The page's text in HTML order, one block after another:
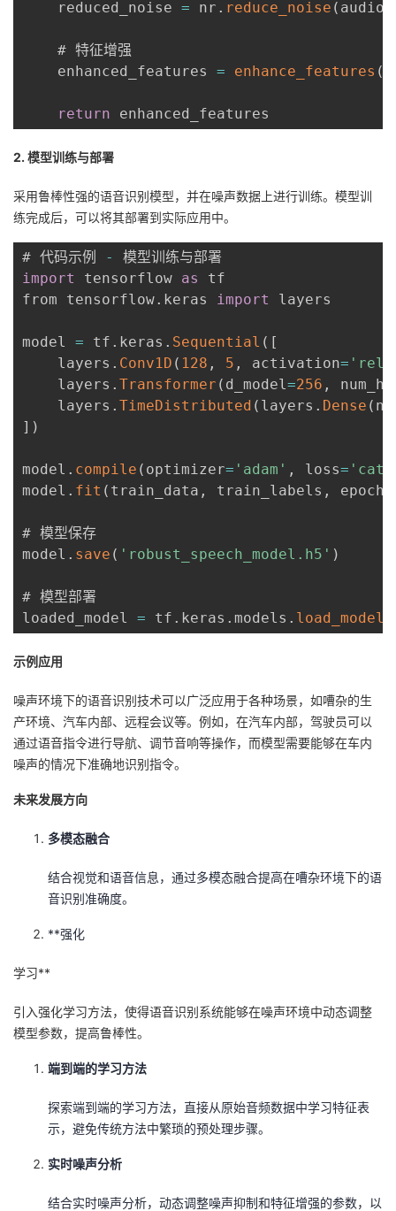
    reduced_noise
= nr . reduce_noise (
    # 特征增强
    enhanced_features
= enhance_features (
return enhanced_features
2. 模型训练与部署
采用鲁棒性强的语音识别模型，并在噪声数据上进行训练。模型训
练完成后，可以将其部署到实际应用中。
# 代码示例 -
import
tensorflow as
tf
from tensorflow. keras import
layers
model = tf . keras . Sequential ( [
    layers
. Conv1D ( 128 , 5 , activation=
    layers
. Transformer ( d_model=256 ,
    layers
. TimeDistributed ( layers . Dense (
] )
model . compile ( optimizer= 'adam' , loss=
model . fit ( train_data , train_labels , epochs
# 模型保存
model . save ( 'robust_speech_model.h5' )
# 模型部署
loaded_model = tf . keras . models . load_model
示例应用
噪声环境下的语音识别技术可以广泛应用于各种场景，如嘈杂的生
产环境、汽车内部、远程会议等。例如，在汽车内部，驾驶员可以
通过语音指令进行导航、调节音响等操作，而模型需要能够在车内
噪声的情况下准确地识别指令。
未来发展方向
多模态融合
结合视觉和语音信息，通过多模态融合提高在嘈杂环境下的语
音识别准确度。
**强化
学习**
引入强化学习方法，使得语音识别系统能够在噪声环境中动态调整
模型参数，提高鲁棒性。
端到端的学习方法
探索端到端的学习方法，直接从原始音频数据中学习特征表
示，避免传统方法中繁琐的预处理步骤。
实时噪声分析
结合实时噪声分析，动态调整噪声抑制和特征增强的参数，以